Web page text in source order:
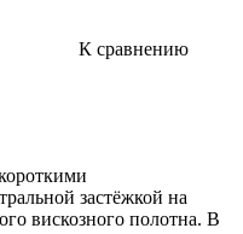
К сравнению
застёжкой на
вискозного полотна. В